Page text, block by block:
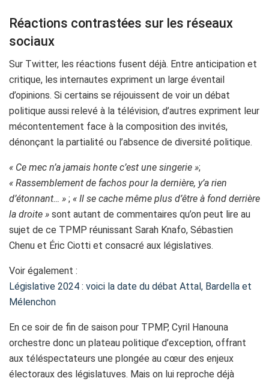
Réactions contrastées sur les réseaux
sociaux
Sur Twitter, les réactions fusent déjà. Entre anticipation et
critique, les internautes expriment un large éventail
d’opinions. Si certains se réjouissent de voir un débat
politique aussi relevé à la télévision, d’autres expriment leur
mécontentement face à la composition des invités,
dénonçant la partialité ou l’absence de diversité politique.
« Ce mec n’a jamais honte c’est une singerie »;
« Rassemblement de fachos pour la dernière, y’a rien
d’étonnant… » ; « Il se cache même plus d’être à fond derrière
la droite » sont autant de commentaires qu’on peut lire au
sujet de ce TPMP réunissant Sarah Knafo, Sébastien
Chenu et Éric Ciotti et consacré aux législatives.
Voir également :
Législative 2024 : voici la date du débat Attal, Bardella et
Mélenchon
En ce soir de fin de saison pour TPMP, Cyril Hanouna
orchestre donc un plateau politique d’exception, offrant
aux téléspectateurs une plongée au cœur des enjeux
électoraux des législatuves. Mais on lui reproche déjà